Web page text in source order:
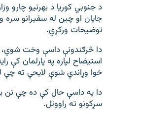
د جنوبي کوریا د بهرنیو چارو
جاپان او چین له سفیرانو
توضیحات ورکړي.
دا څرګندونې داسې وخت
استیضاح لپاره په پارلمان کې
خوا وړاندې شوې لایحې ته
دا په داسې حال کې ده چې نن
سړکونو ته راووتل.